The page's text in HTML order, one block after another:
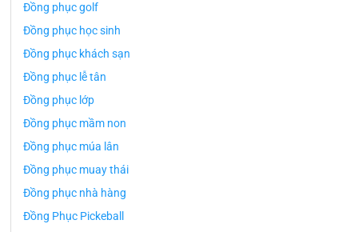
Đồng phục golf
Đồng phục học sinh
Đồng phục khách sạn
Đồng phục lễ tân
Đồng phục lớp
Đồng phục mầm non
Đồng phục múa lân
Đồng phục muay thái
Đồng phục nhà hàng
Đồng Phục Pickeball